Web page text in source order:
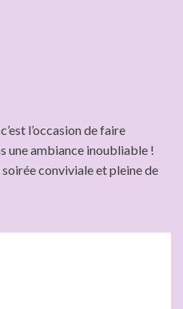
l’occasion de faire
une ambiance inoubliable !
conviviale et pleine de